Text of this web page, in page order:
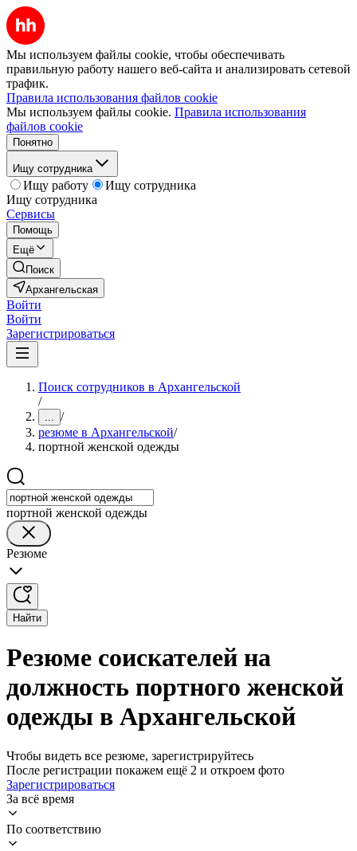
Мы используем файлы cookie, чтобы обеспечивать
правильную работу нашего веб-сайта и анализировать сетевой
трафик.
Правила использования файлов cookie
Мы используем файлы cookie. Правила использования
файлов cookie
Понятно
Ищу сотрудника
Ищу работу
Ищу сотрудника
Ищу сотрудника
Сервисы
Помощь
Ещё
Поиск
Архангельская
Войти
Войти
Зарегистрироваться
Поиск сотрудников в Архангельской
/
... /
резюме в Архангельской/
портной женской одежды
портной женской одежды
Резюме
Найти
Резюме соискателей на
должность портного женской
одежды в Архангельской
Чтобы видеть все резюме, зарегистрируйтесь
После регистрации покажем ещё 2 и откроем фото
Зарегистрироваться
За всё время
По соответствию